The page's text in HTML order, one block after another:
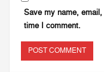
Save my name,
time I comment.